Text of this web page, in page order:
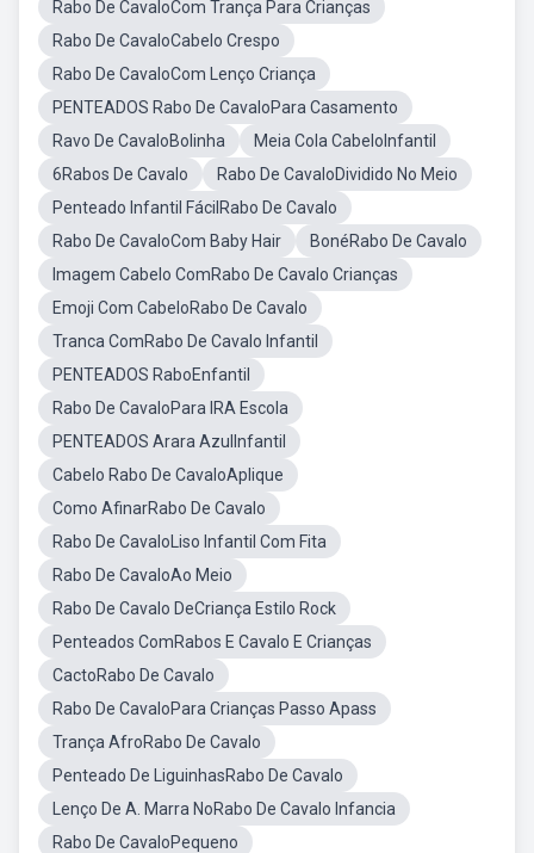
Rabo De CavaloCom Trança Para Crianças
Rabo De CavaloCabelo Crespo
Rabo De CavaloCom Lenço Criança
PENTEADOS Rabo De CavaloPara Casamento
Ravo De CavaloBolinha
Meia Cola CabeloInfantil
6Rabos De Cavalo
Rabo De CavaloDividido No Meio
Penteado Infantil FácilRabo De Cavalo
Rabo De CavaloCom Baby Hair
BonéRabo De Cavalo
Imagem Cabelo ComRabo De Cavalo Crianças
Emoji Com CabeloRabo De Cavalo
Tranca ComRabo De Cavalo Infantil
PENTEADOS RaboEnfantil
Rabo De CavaloPara IRA Escola
PENTEADOS Arara AzulInfantil
Cabelo Rabo De CavaloAplique
Como AfinarRabo De Cavalo
Rabo De CavaloLiso Infantil Com Fita
Rabo De CavaloAo Meio
Rabo De Cavalo DeCriança Estilo Rock
Penteados ComRabos E Cavalo E Crianças
CactoRabo De Cavalo
Rabo De CavaloPara Crianças Passo Apass
Trança AfroRabo De Cavalo
Penteado De LiguinhasRabo De Cavalo
Lenço De A. Marra NoRabo De Cavalo Infancia
Rabo De CavaloPequeno